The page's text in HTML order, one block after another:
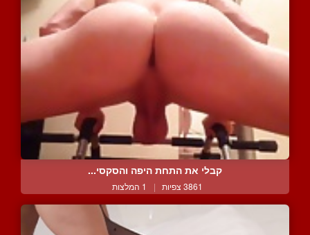
קבלי את התחת היפה והסקסי...
3861 צפיות | 1 המלצות